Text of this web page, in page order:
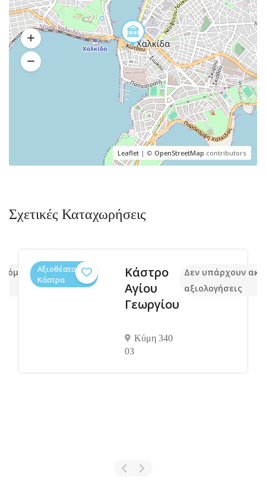
Leaflet | © OpenStreetMap contributors
Σχετικές Καταχωρήσεις
Αξιοθέατα,
Φύση
Φαινόμενο
του
Ευρίπου
Νερά)
Δεν υπάρχουν
αξιολογήσεις